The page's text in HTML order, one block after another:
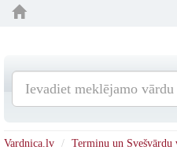
Vardnica.lv Terminu un Svešvārdu